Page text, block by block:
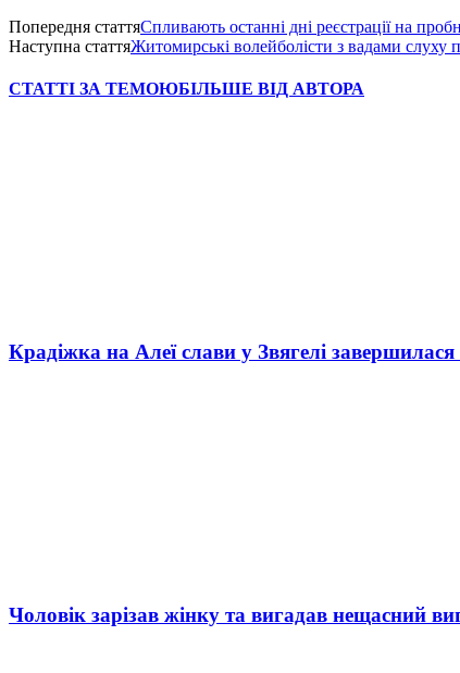
Попередня статтяСпливають останні дні реєстрації на
Наступна статтяЖитомирські волейболісти з вадами слуху
СТАТТІ ЗА ТЕМОЮБІЛЬШЕ ВІД АВТОРА
Крадіжка на Алеї слави у Звягелі
Чоловік зарізав жінку та вигадав нещасний